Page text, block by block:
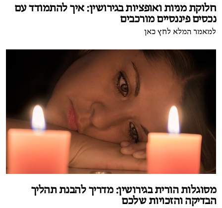
חלוקת מניות ואופציות בגירושין: איך להתמודד עם
נכסים פיננסיים מורכבים
למאמר המלא לחץ כאן
מסוגלות הורית בגירושין: מדריך להבנת תהליך
הבדיקה והזכויות שלכם